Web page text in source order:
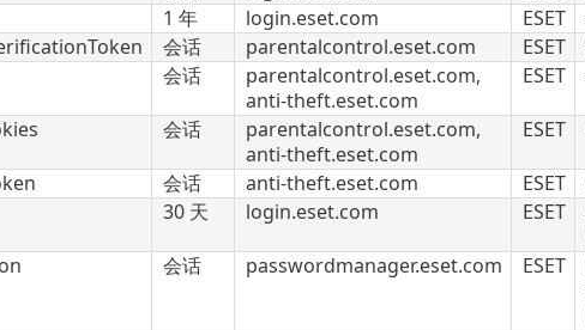
1 年 login.eset.com ESET
会话 parentalcontrol.eset.com ESET
会话
parentalcontrol.eset.com,
anti-theft.eset.com
ESET
会话
parentalcontrol.eset.com,
anti-theft.eset.com
ESET
会话 anti-theft.eset.com ESET
30 天 login.eset.com ESET
会话 passwordmanager.eset.com ESET